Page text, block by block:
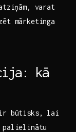
varat
mārketinga
kā
ir būtisks, lai
palielinātu